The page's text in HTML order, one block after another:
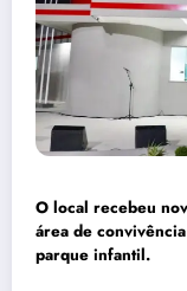
O local recebeu
área de
parque infantil.